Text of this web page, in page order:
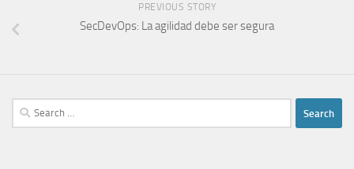
PREVIOUS STORY
SecDevOps: La agilidad debe ser segura
Search
for: